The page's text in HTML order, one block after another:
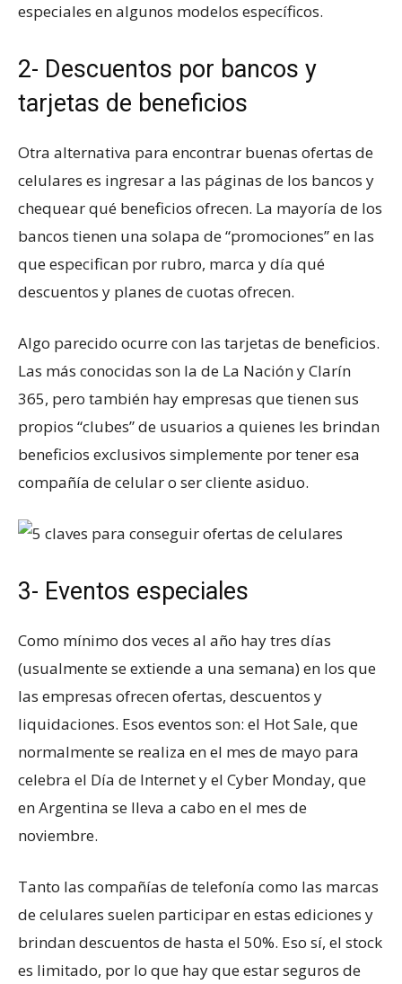
especiales en algunos modelos específicos.
2- Descuentos por bancos y
tarjetas de beneficios
Otra alternativa para encontrar buenas ofertas de
celulares es ingresar a las páginas de los bancos y
chequear qué beneficios ofrecen. La mayoría de los
bancos tienen una solapa de “promociones” en las
que especifican por rubro, marca y día qué
descuentos y planes de cuotas ofrecen.
Algo parecido ocurre con las tarjetas de beneficios.
Las más conocidas son la de La Nación y Clarín
365, pero también hay empresas que tienen sus
propios “clubes” de usuarios a quienes les brindan
beneficios exclusivos simplemente por tener esa
compañía de celular o ser cliente asiduo.
3- Eventos especiales
Como mínimo dos veces al año hay tres días
(usualmente se extiende a una semana) en los que
las empresas ofrecen ofertas, descuentos y
liquidaciones. Esos eventos son: el Hot Sale, que
normalmente se realiza en el mes de mayo para
celebra el Día de Internet y el Cyber Monday, que
en Argentina se lleva a cabo en el mes de
noviembre.
Tanto las compañías de telefonía como las marcas
de celulares suelen participar en estas ediciones y
brindan descuentos de hasta el 50%. Eso sí, el stock
es limitado, por lo que hay que estar seguros de